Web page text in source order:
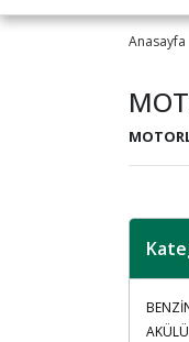
Anasayfa